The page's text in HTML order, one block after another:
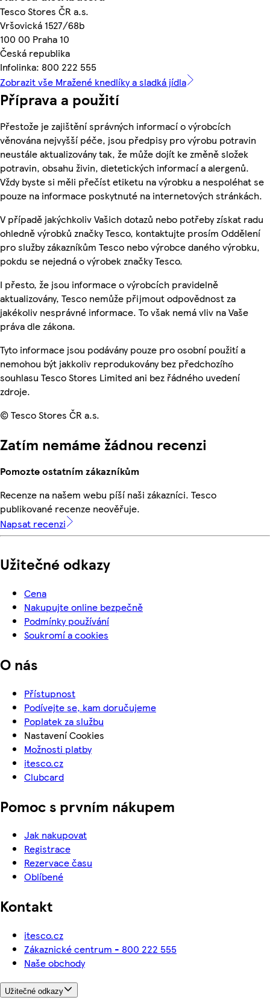
Tesco Stores ČR a.s.
Vršovická 1527/68b
100 00 Praha 10
Česká republika
Infolinka: 800 222 555
Zobrazit vše Mražené knedlíky a sladká jídla
Příprava a použití
Přestože je zajištění správných informací o výrobcích
věnována nejvyšší péče, jsou předpisy pro výrobu potravin
neustále aktualizovány tak, že může dojít ke změně složek
potravin, obsahu živin, dietetických informací a alergenů.
Vždy byste si měli přečíst etiketu na výrobku a nespoléhat se
pouze na informace poskytnuté na internetových stránkách.
V případě jakýchkoliv Vašich dotazů nebo potřeby získat radu
ohledně výrobků značky Tesco, kontaktujte prosím Oddělení
pro služby zákazníkům Tesco nebo výrobce daného výrobku,
pokdu se nejedná o výrobek značky Tesco.
I přesto, že jsou informace o výrobcích pravidelně
aktualizovány, Tesco nemůže přijmout odpovědnost za
jakékoliv nesprávné informace. To však nemá vliv na Vaše
práva dle zákona.
Tyto informace jsou podávány pouze pro osobní použití a
nemohou být jakkoliv reprodukovány bez předchozího
souhlasu Tesco Stores Limited ani bez řádného uvedení
zdroje.
© Tesco Stores ČR a.s.
Zatím nemáme žádnou recenzi
Pomozte ostatním zákazníkům
Recenze na našem webu píší naši zákazníci. Tesco
publikované recenze neověřuje.
Napsat recenzi
Užitečné odkazy
Cena
Nakupujte online bezpečně
Podmínky používání
Soukromí a cookies
O nás
Přístupnost
Podívejte se, kam doručujeme
Poplatek za službu
Nastavení Cookies
Možnosti platby
itesco.cz
Clubcard
Pomoc s prvním nákupem
Jak nakupovat
Registrace
Rezervace času
Oblíbené
Kontakt
itesco.cz
Zákaznické centrum - 800 222 555
Naše obchody
Užitečné odkazy